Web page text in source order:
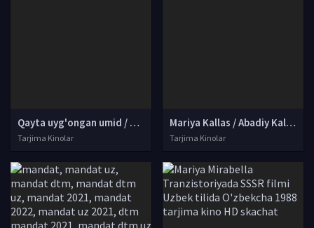
Qayta uyg'ongan umid / Umid porlashi Uzbek tilida O'zbekcha 1998 tarjima kino Full HD skachat
Tarjima Kinolar
Mariya Kallas / Abadiy Kallas Biografik film Uzbek tilida O'zbekcha 2022 yangi tarjima kinolar Full HD
Tarjima Kinolar